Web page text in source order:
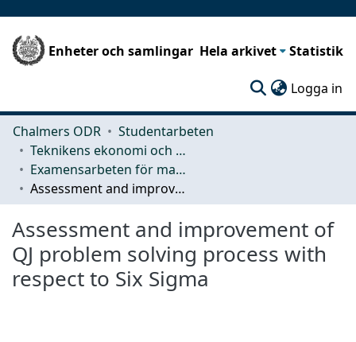
Enheter och samlingar Hela arkivet Statistik
Logga in
Chalmers ODR
Studentarbeten
Teknikens ekonomi och organisation
Examensarbeten för masterexamen
Assessment and improvement of QJ problem solving process with respect to Six Sigma
Assessment and improvement of
QJ problem solving process with
respect to Six Sigma